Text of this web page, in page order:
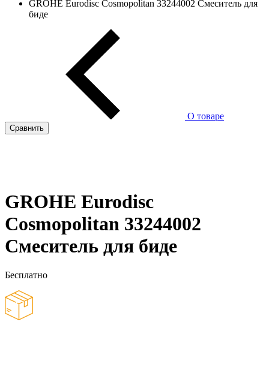
GROHE Eurodisc Cosmopolitan 33244002 Смеситель для
биде
О товаре
Сравнить
GROHE Eurodisc
Cosmopolitan 33244002
Смеситель для биде
Бесплатно